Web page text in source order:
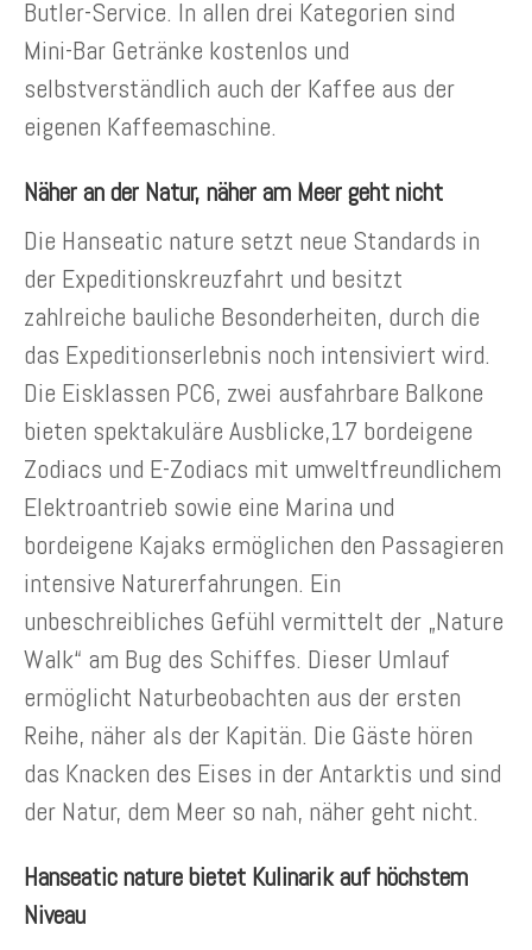
Butler-Service. In allen drei Kategorien sind
Mini-Bar Getränke kostenlos und
selbstverständlich auch der Kaffee aus der
eigenen Kaffeemaschine.
Näher an der Natur, näher am Meer geht nicht
Die Hanseatic nature setzt neue Standards in
der Expeditionskreuzfahrt und besitzt
zahlreiche bauliche Besonderheiten, durch die
das Expeditionserlebnis noch intensiviert wird.
Die Eisklassen PC6, zwei ausfahrbare Balkone
bieten spektakuläre Ausblicke,17 bordeigene
Zodiacs und E-Zodiacs mit umweltfreundlichem
Elektroantrieb sowie eine Marina und
bordeigene Kajaks ermöglichen den Passagieren
intensive Naturerfahrungen. Ein
unbeschreibliches Gefühl vermittelt der „Nature
Walk“ am Bug des Schiffes. Dieser Umlauf
ermöglicht Naturbeobachten aus der ersten
Reihe, näher als der Kapitän. Die Gäste hören
das Knacken des Eises in der Antarktis und sind
der Natur, dem Meer so nah, näher geht nicht.
Hanseatic nature bietet Kulinarik auf höchstem
Niveau